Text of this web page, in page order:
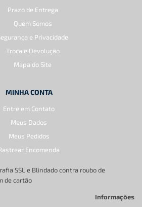
Prazo de Entrega
Quem Somos
e Privacidade
Troca e Devolução
Mapa do Site
MINHA CONTA
Entre em Contato
Meus Dados
Meus Pedidos
Encomenda
SSL e Blindado contra roubo de
de cartão
Informações